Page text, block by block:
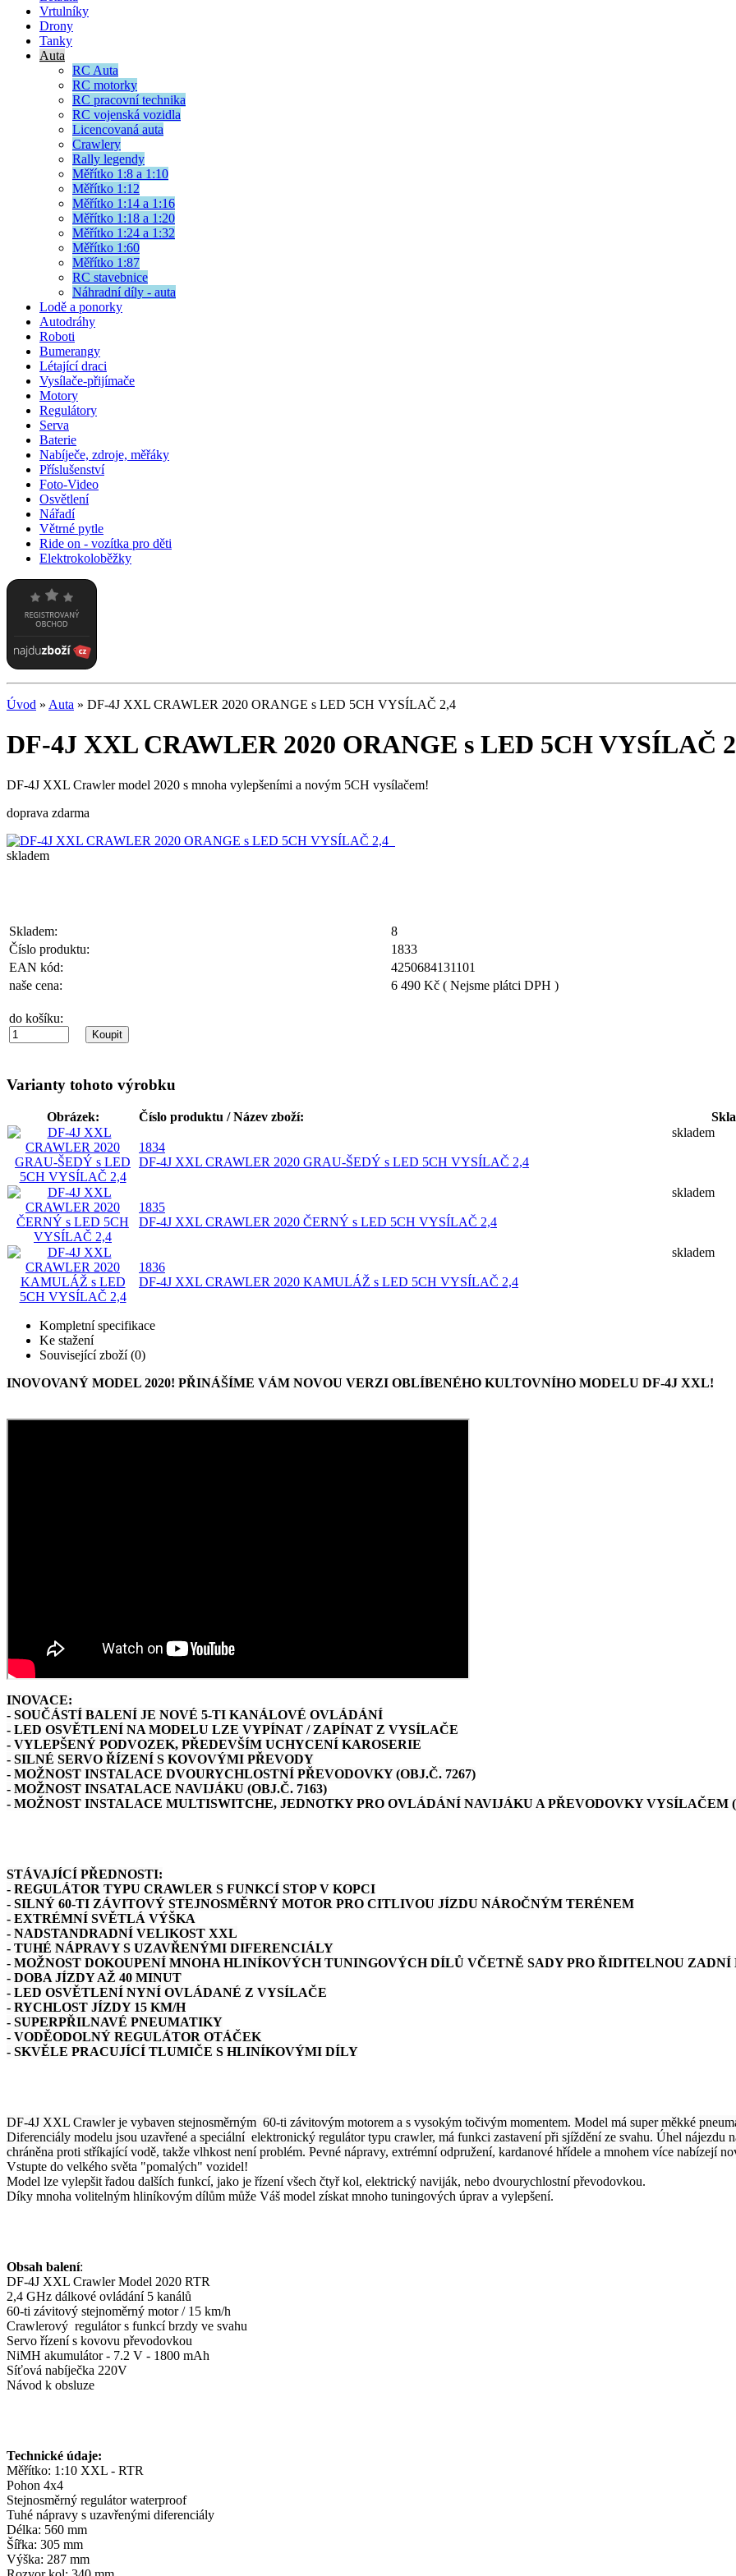
Vrtulníky
Drony
Tanky
Auta
RC Auta
RC motorky
RC pracovní technika
RC vojenská vozidla
Licencovaná auta
Crawlery
Rally legendy
Měřítko 1:8 a 1:10
Měřítko 1:12
Měřítko 1:14 a 1:16
Měřítko 1:18 a 1:20
Měřítko 1:24 a 1:32
Měřítko 1:60
Měřítko 1:87
RC stavebnice
Náhradní díly - auta
Lodě a ponorky
Autodráhy
Roboti
Bumerangy
Létající draci
Vysílače-přijímače
Motory
Regulátory
Serva
Baterie
Nabíječe, zdroje, měřáky
Příslušenství
Foto-Video
Osvětlení
Nářadí
Větrné pytle
Ride on - vozítka pro děti
Elektrokoloběžky
Úvod » Auta » DF-4J XXL CRAWLER 2020 ORANGE s LED 5CH VYSÍLAČ 2,4
DF-4J XXL CRAWLER 2020 ORANGE s LED 5CH VYSÍLAČ
DF-4J XXL Crawler model 2020 s mnoha vylepšeními a novým 5CH vysílačem!
doprava zdarma
skladem
Skladem:
8
Číslo produktu:
1833
EAN kód:
4250684131101
naše cena:
6 490 Kč ( Nejsme plátci DPH )
do košíku:
Varianty tohoto výrobku
Obrázek: Číslo produktu / Název zboží:
1834
DF-4J XXL CRAWLER 2020 GRAU-ŠEDÝ s LED 5CH VYSÍLAČ 2,4
skladem
1835
DF-4J XXL CRAWLER 2020 ČERNÝ s LED 5CH VYSÍLAČ 2,4
skladem
1836
DF-4J XXL CRAWLER 2020 KAMULÁŽ s LED 5CH VYSÍLAČ 2,4
skladem
Kompletní specifikace
Ke stažení
Související zboží (0)
INOVOVANÝ MODEL 2020! PŘINÁŠÍME VÁM NOVOU VERZI OBLÍBENÉHO KULTOVNÍHO MODELU DF-4J XXL!
INOVACE:
- SOUČÁSTÍ BALENÍ JE NOVÉ 5-TI KANÁLOVÉ OVLÁDÁNÍ
- LED OSVĚTLENÍ NA MODELU LZE VYPÍNAT / ZAPÍNAT Z VYSÍLAČE
- VYLEPŠENÝ PODVOZEK, PŘEDEVŠÍM UCHYCENÍ KAROSERIE
- SILNÉ SERVO ŘÍZENÍ S KOVOVÝMI PŘEVODY
- MOŽNOST INSTALACE DVOURYCHLOSTNÍ PŘEVODOVKY (OBJ.Č. 7267)
- MOŽNOST INSATALACE NAVIJÁKU (OBJ.Č. 7163)
- MOŽNOST INSTALACE MULTISWITCHE, JEDNOTKY PRO OVLÁDÁNÍ NAVIJÁKU A PŘEVODOVKY VYSÍLAČEM
STÁVAJÍCÍ PŘEDNOSTI:
- REGULÁTOR TYPU CRAWLER S FUNKCÍ STOP V KOPCI
- SILNÝ 60-TI ZÁVITOVÝ STEJNOSMĚRNÝ MOTOR PRO CITLIVOU JÍZDU NÁROČNÝM TERÉNEM
- EXTRÉMNÍ SVĚTLÁ VÝŠKA
- NADSTANDRADNÍ VELIKOST XXL
- TUHÉ NÁPRAVY S UZAVŘENÝMI DIFERENCIÁLY
- MOŽNOST DOKOUPENÍ MNOHA HLINÍKOVÝCH TUNINGOVÝCH DÍLŮ VČETNĚ SADY PRO ŘIDITELNOU ZADNÍ
- DOBA JÍZDY AŽ 40 MINUT
- LED OSVĚTLENÍ NYNÍ OVLÁDANÉ Z VYSÍLAČE
- RYCHLOST JÍZDY 15 KM/H
- SUPERPŘILNAVÉ PNEUMATIKY
- VODĚODOLNÝ REGULÁTOR OTÁČEK
- SKVĚLE PRACUJÍCÍ TLUMIČE S HLINÍKOVÝMI DÍLY
DF-4J XXL Crawler je vybaven stejnosměrným 60-ti závitovým motorem a s vysokým točivým momentem. Model má super měkké
Diferenciály modelu jsou uzavřené a speciální elektronický regulátor typu crawler, má funkci zastavení při sjíždění ze svahu. Úhel nájezdu
chráněna proti stříkající vodě, takže vlhkost není problém. Pevné nápravy, extrémní odpružení, kardanové hřídele a mnohem více nabízejí
Vstupte do velkého světa "pomalých" vozidel!
Model lze vylepšit řadou dalších funkcí, jako je řízení všech čtyř kol, elektrický naviják, nebo dvourychlostní převodovkou.
Díky mnoha volitelným hliníkovým dílům může Váš model získat mnoho tuningových úprav a vylepšení.
Obsah balení:
DF-4J XXL Crawler Model 2020 RTR
2,4 GHz dálkové ovládání 5 kanálů
60-ti závitový stejnoměrný motor / 15 km/h
Crawlerový regulátor s funkcí brzdy ve svahu
Servo řízení s kovovu převodovkou
NiMH akumulátor - 7.2 V - 1800 mAh
Síťová nabíječka 220V
Návod k obsluze
Technické údaje:
Měřítko: 1:10 XXL - RTR
Pohon 4x4
Stejnosměrný regulátor waterproof
Tuhé nápravy s uzavřenými diferenciály
Délka: 560 mm
Šířka: 305 mm
Výška: 287 mm